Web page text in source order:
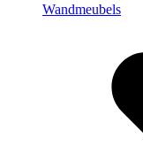
Wandmeubels